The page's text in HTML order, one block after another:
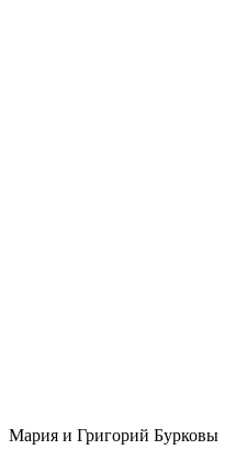
Мария и Григорий Бурковы